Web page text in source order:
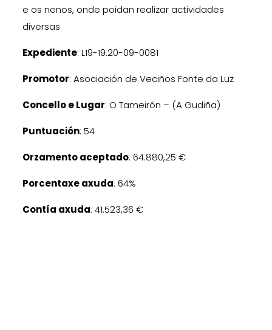
e os nenos, onde poidan realizar actividades
diversas
Expediente: L19-19.20-09-0081
Promotor: Asociación de Veciños Fonte da Luz
Concello e Lugar: O Tameirón – (A Gudiña)
Puntuación: 54
Orzamento aceptado: 64.880,25 €
Porcentaxe axuda: 64%
Contía axuda: 41.523,36 €